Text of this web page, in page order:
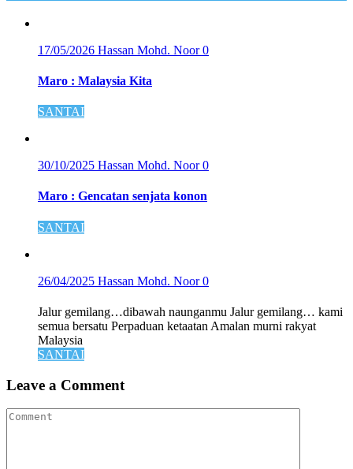
17/05/2026 Hassan Mohd. Noor0
Maro : Malaysia Kita
SANTAI
30/10/2025 Hassan Mohd. Noor0
Maro : Gencatan senjata konon
SANTAI
26/04/2025 Hassan Mohd. Noor0
Jalur gemilang…dibawah naunganmu Jalur gemilang… kami
semua bersatu Perpaduan ketaatan Amalan murni rakyat
Malaysia
SANTAI
Leave a Comment